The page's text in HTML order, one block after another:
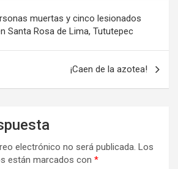
muertas y cinco lesionados
Santa Rosa de Lima, Tututepec
¡Caen de la azotea!
electrónico no será publicada. Los
están marcados con *